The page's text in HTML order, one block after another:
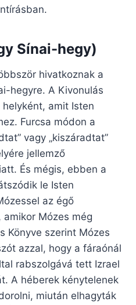
Sínai-hegy)
hivatkoznak a
hegyre. A Kivonulás
amit Isten
Furcsa módon a
vagy „kiszáradtat”
jellemző
És mégis, ebben a
le Isten
az égő
Mózes még
Könyve szerint Mózes
azzal, hogy a fáraónál
rabszolgává tett Izrael
A héberek kénytelenek
miután elhagyták